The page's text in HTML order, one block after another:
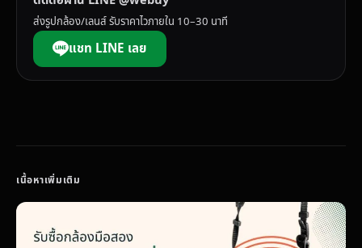
ส่งรูปกล้อง/เลนส์ รับราคาไวภายใน 10–30 นาที
แชท LINE เลย